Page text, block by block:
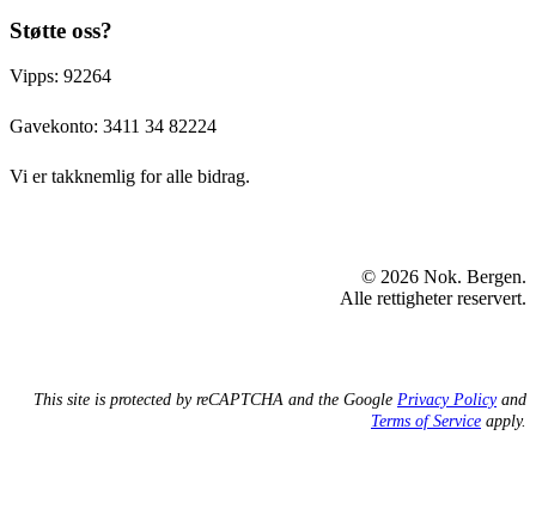
Støtte oss?
Vipps: 92264
Gavekonto: 3411 34 82224
Vi er takknemlig for alle bidrag.
© 2026 Nok. Bergen.
Alle rettigheter reservert.
This site is protected by reCAPTCHA and the Google Privacy Policyand
Terms of Service apply.